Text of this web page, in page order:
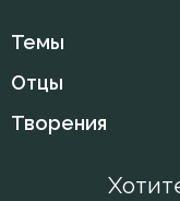
Суета
Тело
Трезвение
Темы
Отцы
Творения